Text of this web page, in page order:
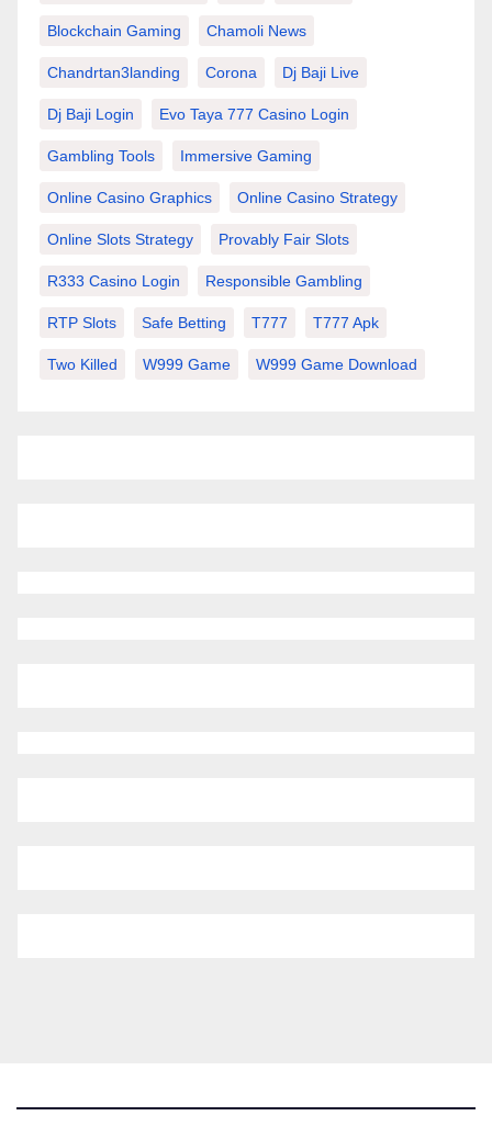
Blockchain Gaming Chamoli News
Chandrtan3landing Corona Dj Baji Live
Dj Baji Login Evo Taya 777 Casino Login
Gambling Tools Immersive Gaming
Online Casino Graphics Online Casino Strategy
Online Slots Strategy Provably Fair Slots
R333 Casino Login Responsible Gambling
RTP Slots Safe Betting T777 T777 Apk
Two Killed W999 Game W999 Game Download